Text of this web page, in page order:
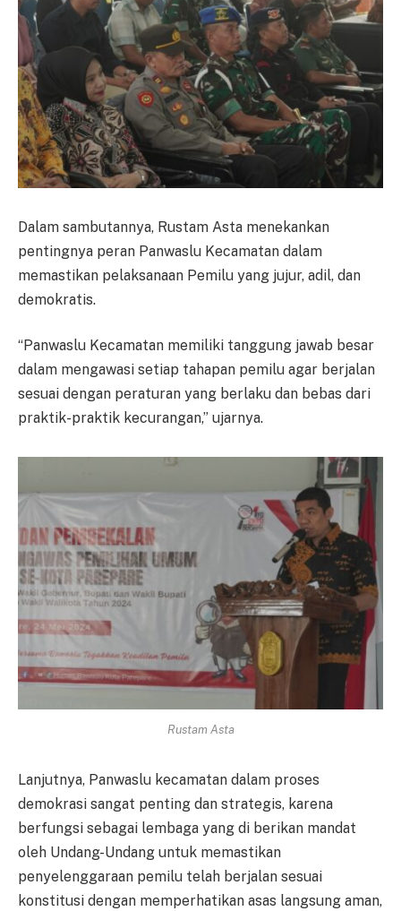
Dalam sambutannya, Rustam Asta menekankan
pentingnya peran Panwaslu Kecamatan dalam
memastikan pelaksanaan Pemilu yang jujur, adil, dan
demokratis.
“Panwaslu Kecamatan memiliki tanggung jawab besar
dalam mengawasi setiap tahapan pemilu agar berjalan
sesuai dengan peraturan yang berlaku dan bebas dari
praktik-praktik kecurangan,” ujarnya.
Rustam Asta
Lanjutnya, Panwaslu kecamatan dalam proses
demokrasi sangat penting dan strategis, karena
berfungsi sebagai lembaga yang di berikan mandat
oleh Undang-Undang untuk memastikan
penyelenggaraan pemilu telah berjalan sesuai
konstitusi dengan memperhatikan asas langsung aman,